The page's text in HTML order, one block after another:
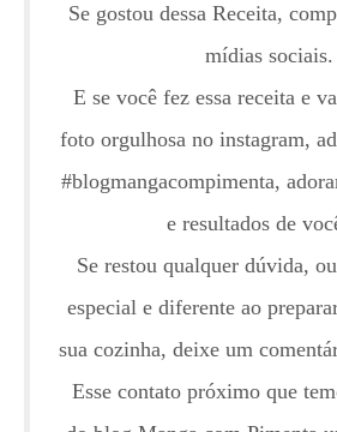
Se gostou dessa Receita,
mídias sociais.
E se você fez essa receita e
foto orgulhosa no instagram,
#blogmangacompimenta,
e resultados de
Se restou qualquer dúvida,
especial e diferente ao
sua cozinha, deixe um
Esse contato próximo que